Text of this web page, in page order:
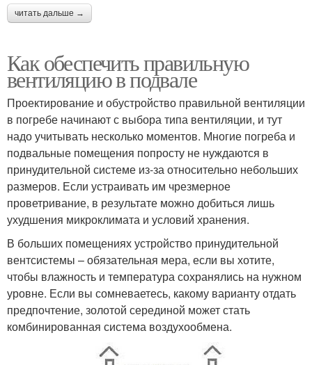
читать дальше →
Как обеспечить правильную
вентиляцию в подвале
Проектирование и обустройство правильной вентиляции
в погребе начинают с выбора типа вентиляции, и тут
надо учитывать несколько моментов. Многие погреба и
подвальные помещения попросту не нуждаются в
принудительной системе из-за относительно небольших
размеров. Если устраивать им чрезмерное
проветривание, в результате можно добиться лишь
ухудшения микроклимата и условий хранения.
В больших помещениях устройство принудительной
вентсистемы – обязательная мера, если вы хотите,
чтобы влажность и температура сохранялись на нужном
уровне. Если вы сомневаетесь, какому варианту отдать
предпочтение, золотой серединой может стать
комбинированная система воздухообмена.